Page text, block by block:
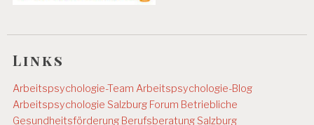
A
R
EI
Links
Arbeitspsychologie-TeamArbeitspsychologie-Blog
Arbeitspsychologie Salzburg Forum Betriebliche
Gesundheitsförderung Berufsberatung Salzburg